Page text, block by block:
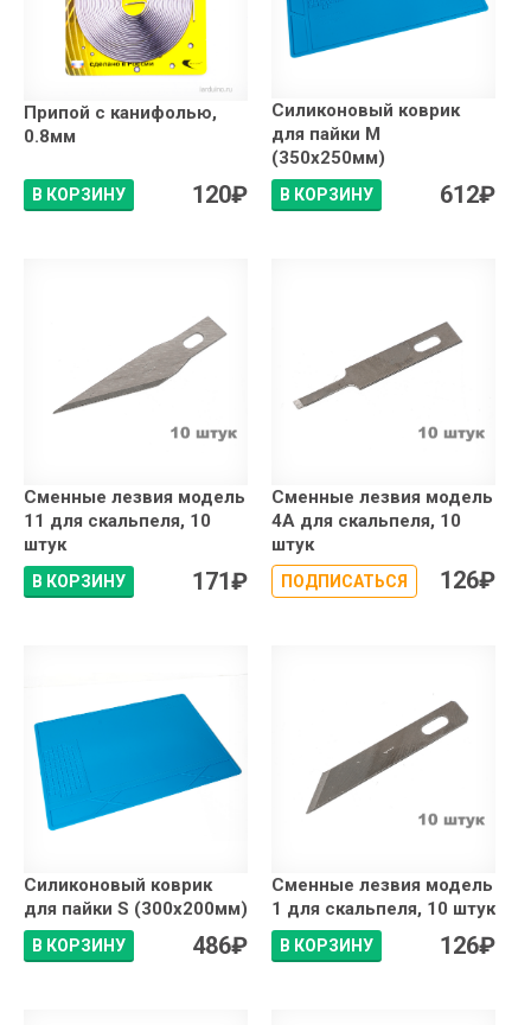
Припой с канифолью,
0.8мм
В КОРЗИНУ 120₽
Силиконовый коврик
для пайки М
(350x250мм)
В КОРЗИНУ 612₽
Сменные лезвия модель
11 для скальпеля, 10
штук
В КОРЗИНУ 171₽
Сменные лезвия модель
4А для скальпеля, 10
штук
ПОДПИСАТЬСЯ 126₽
Силиконовый коврик
для пайки S (300x200мм)
В КОРЗИНУ 486₽
Сменные лезвия модель
1 для скальпеля, 10 штук
В КОРЗИНУ 126₽